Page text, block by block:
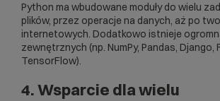
Python ma wbudowane moduły do wielu
plików, przez operacje na danych, aż po
internetowych. Dodatkowo istnieje
zewnętrznych (np. NumPy, Pandas, Django,
TensorFlow).
4. Wsparcie dla wielu